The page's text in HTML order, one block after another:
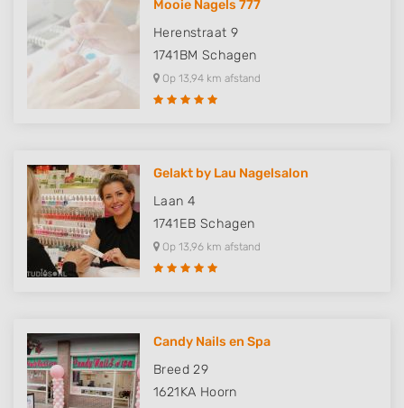
Mooie Nagels 777
Herenstraat 9
1741BM Schagen
Op 13,94 km afstand
Gelakt by Lau Nagelsalon
Laan 4
1741EB Schagen
Op 13,96 km afstand
Candy Nails en Spa
Breed 29
1621KA Hoorn